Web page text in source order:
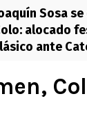
Sosa
alocado
ante